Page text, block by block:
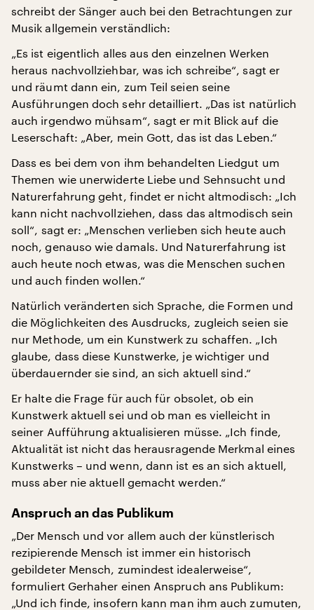
schreibt der Sänger auch bei den Betrachtungen zur
Musik allgemein verständlich:
„Es ist eigentlich alles aus den einzelnen Werken
heraus nachvollziehbar, was ich schreibe“, sagt er
und räumt dann ein, zum Teil seien seine
Ausführungen doch sehr detailliert. „Das ist natürlich
auch irgendwo mühsam“, sagt er mit Blick auf die
Leserschaft: „Aber, mein Gott, das ist das Leben.“
Dass es bei dem von ihm behandelten Liedgut um
Themen wie unerwiderte Liebe und Sehnsucht und
Naturerfahrung geht, findet er nicht altmodisch: „Ich
kann nicht nachvollziehen, dass das altmodisch sein
soll“, sagt er: „Menschen verlieben sich heute auch
noch, genauso wie damals. Und Naturerfahrung ist
auch heute noch etwas, was die Menschen suchen
und auch finden wollen.“
Natürlich veränderten sich Sprache, die Formen und
die Möglichkeiten des Ausdrucks, zugleich seien sie
nur Methode, um ein Kunstwerk zu schaffen. „Ich
glaube, dass diese Kunstwerke, je wichtiger und
überdauernder sie sind, an sich aktuell sind.“
Er halte die Frage für auch für obsolet, ob ein
Kunstwerk aktuell sei und ob man es vielleicht in
seiner Aufführung aktualisieren müsse. „Ich finde,
Aktualität ist nicht das herausragende Merkmal eines
Kunstwerks – und wenn, dann ist es an sich aktuell,
muss aber nie aktuell gemacht werden.“
Anspruch an das Publikum
„Der Mensch und vor allem auch der künstlerisch
rezipierende Mensch ist immer ein historisch
gebildeter Mensch, zumindest idealerweise“,
formuliert Gerhaher einen Anspruch ans Publikum:
„Und ich finde, insofern kann man ihm auch zumuten,